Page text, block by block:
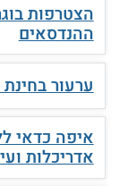
הצטרפות
ההנדסאים
ערעור
איפה כדאי
אדריכלות